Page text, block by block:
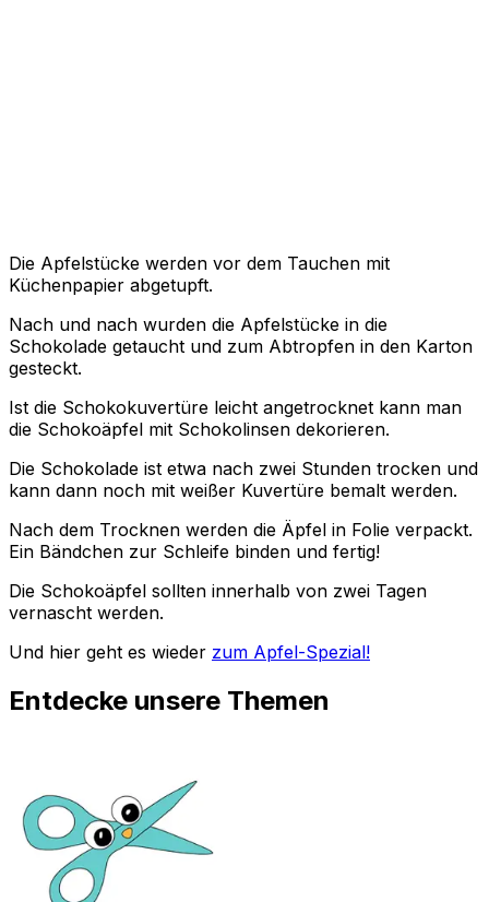
Die Apfelstücke werden vor dem Tauchen mit
Küchenpapier abgetupft.
Nach und nach wurden die Apfelstücke in die
Schokolade getaucht und zum Abtropfen in den Karton
gesteckt.
Ist die Schokokuvertüre leicht angetrocknet kann man
die Schokoäpfel mit Schokolinsen dekorieren.
Die Schokolade ist etwa nach zwei Stunden trocken und
kann dann noch mit weißer Kuvertüre bemalt werden.
Nach dem Trocknen werden die Äpfel in Folie verpackt.
Ein Bändchen zur Schleife binden und fertig!
Die Schokoäpfel sollten innerhalb von zwei Tagen
vernascht werden.
Und hier geht es wieder zum Apfel-Spezial!
Entdecke unsere Themen